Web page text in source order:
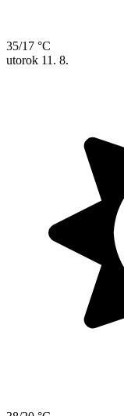
35/17 °C
utorok 11. 8.